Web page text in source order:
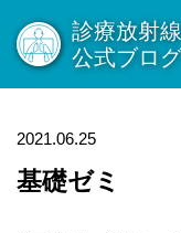
診療放射
公式ブログ
2021.06.25
基礎ゼミ